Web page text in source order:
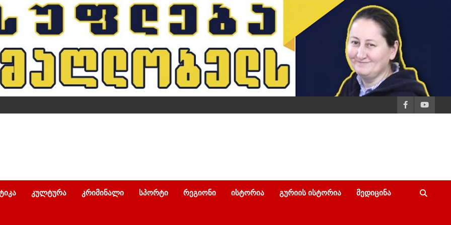
ᲙᲣᲚᲢᲣᲠᲐ ᲙᲠᲘᲛᲘᲜᲐᲚᲘ ᲡᲞᲝᲠᲢᲘ ᲠᲔᲒᲘᲝᲜᲘ ᲘᲡᲢᲝᲠᲘᲐ ᲒᲣᲠᲘᲘᲡ ᲘᲡᲢᲝᲠᲘᲐ ᲛᲔᲓᲘᲪᲘᲜᲐ